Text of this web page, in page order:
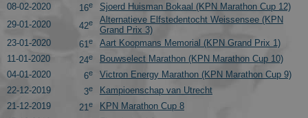
08-02-2020
16e
Sjoerd Huisman Bokaal (KPN Marathon Cup 12)
29-01-2020
42e
Alternatieve Elfstedentocht Weissensee (KPN
Grand Prix 3)
23-01-2020
61e
Aart Koopmans Memorial (KPN Grand Prix 1)
11-01-2020
24e
Bouwselect Marathon (KPN Marathon Cup 10)
04-01-2020
6e
Victron Energy Marathon (KPN Marathon Cup 9)
22-12-2019
3e
Kampioenschap van Utrecht
21-12-2019
21e
KPN Marathon Cup 8